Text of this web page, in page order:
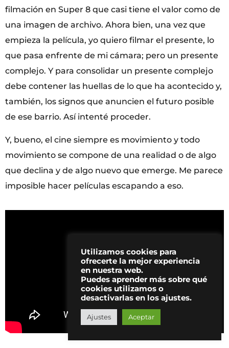
filmación en Super 8 que casi tiene el valor como de
una imagen de archivo. Ahora bien, una vez que
empieza la película, yo quiero filmar el presente, lo
que pasa enfrente de mi cámara; pero un presente
complejo. Y para consolidar un presente complejo
debe contener las huellas de lo que ha acontecido y,
también, los signos que anuncien el futuro posible
de ese barrio. Así intenté proceder.
Y, bueno, el cine siempre es movimiento y todo
movimiento se compone de una realidad o de algo
que declina y de algo nuevo que emerge. Me parece
imposible hacer películas escapando a eso.
Utilizamos cookies para
ofrecerte la mejor experiencia
en nuestra web.
Puedes aprender más sobre qué
cookies utilizamos o
desactivarlas en los ajustes.
Ajustes Aceptar